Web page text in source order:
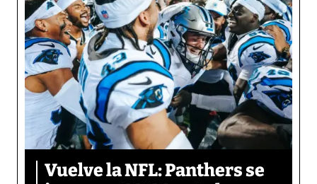
Vuelve la NFL: Panthers se